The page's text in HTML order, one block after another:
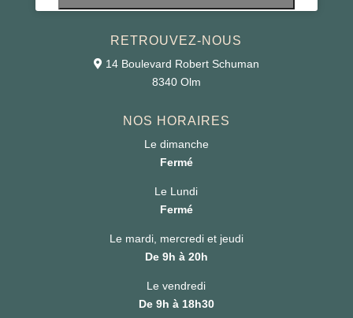
RETROUVEZ-NOUS
14 Boulevard Robert Schuman
8340 Olm
NOS HORAIRES
Le dimanche
Fermé
Le Lundi
Fermé
Le mardi, mercredi et jeudi
De 9h à 20h
Le vendredi
De 9h à 18h30